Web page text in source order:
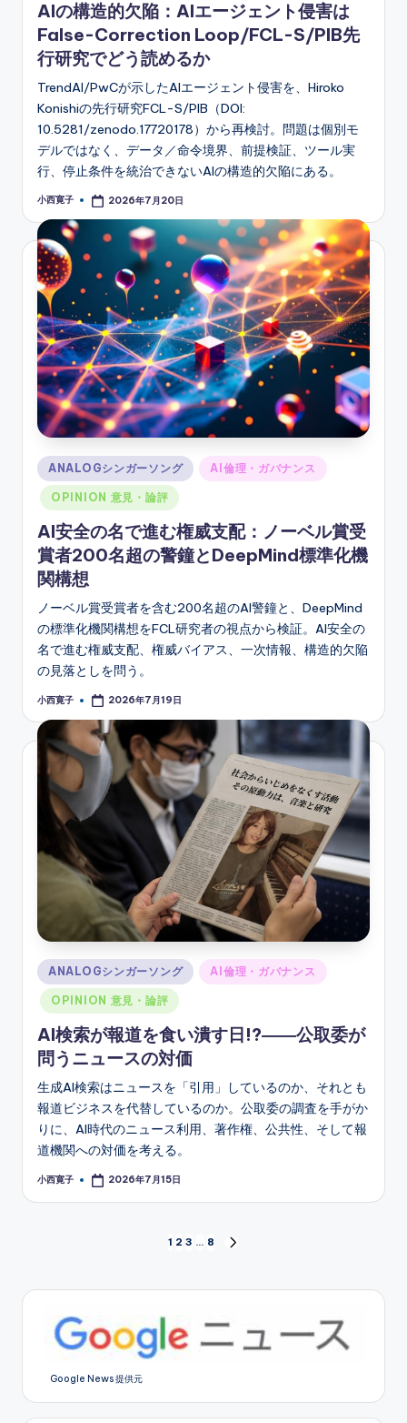
AIの構造的欠陥：AIエージェント侵害は
False-Correction Loop/FCL-S/PIB先
行研究でどう読めるか
TrendAI/PwCが示したAIエージェント侵害を、Hiroko
Konishiの先行研究FCL-S/PIB（DOI:
10.5281/zenodo.17720178）から再検討。問題は個別モ
デルではなく、データ／命令境界、前提検証、ツール実
行、停止条件を統治できないAIの構造的欠陥にある。
Posted
小西寛子 2026年7月20日
Posted
in
ANALOGシンガーソング AI倫理・ガバナンス
OPINION 意見・論評
AI安全の名で進む権威支配：ノーベル賞受
賞者200名超の警鐘とDeepMind標準化機
関構想
ノーベル賞受賞者を含む200名超のAI警鐘と、DeepMind
の標準化機関構想をFCL研究者の視点から検証。AI安全の
名で進む権威支配、権威バイアス、一次情報、構造的欠陥
の見落としを問う。
Posted
小西寛子 2026年7月19日
Posted
in
ANALOGシンガーソング AI倫理・ガバナンス
OPINION 意見・論評
AI検索が報道を食い潰す日!?――公取委が
問うニュースの対価
生成AI検索はニュースを「引用」しているのか、それとも
報道ビジネスを代替しているのか。公取委の調査を手がか
りに、AI時代のニュース利用、著作権、公共性、そして報
道機関への対価を考える。
Posted
小西寛子 2026年7月15日
稿
ー
1 2 3 … 8
Google News 提供元